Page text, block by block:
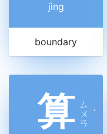
jìng
boundary
算 ㄙ
ㄨ
ㄢ
ˋ